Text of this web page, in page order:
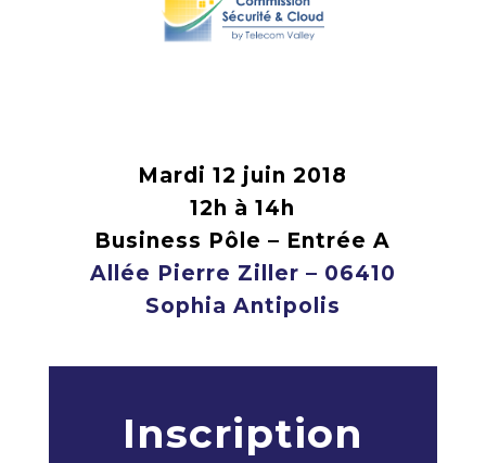
Mardi 12 juin 2018
12h à 14h
Business Pôle – Entrée A
Allée Pierre Ziller – 06410
Sophia Antipolis
Inscription